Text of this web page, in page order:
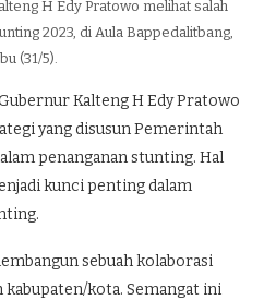
H Edy Pratowo melihat salah
2023, di Aula Bappedalitbang,
(31/5).
Kalteng H Edy Pratowo
yang disusun Pemerintah
penanganan stunting. Hal
kunci penting dalam
sebuah kolaborasi
kota. Semangat ini